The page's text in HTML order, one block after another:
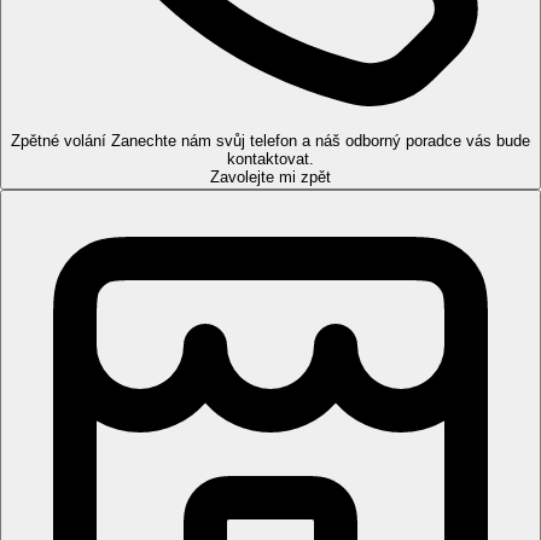
úschovna batožiny, parkoviště.
koupelna/WC (vysoušeč vlasů),
klimatizace, TV/Sat., telefon, trezor, minibar (za poplatek),
Denní a večerní animační programy.
Polopenze:
snídaně a večeře formou bufetu. U snídaně jsou nápoje k
dispozici, k večeři jsou veškeré nápoje za poplatek.
Soukromá, písečno oblázková pláž, lehátka a slunečníky zdarma
Miniklub (od 3 let), animační programy pro děti, dětská postýlka
Zpětné volání Zanechte nám svůj telefon a náš odborný poradce vás bude
kontaktovat.
Zavolejte mi zpět